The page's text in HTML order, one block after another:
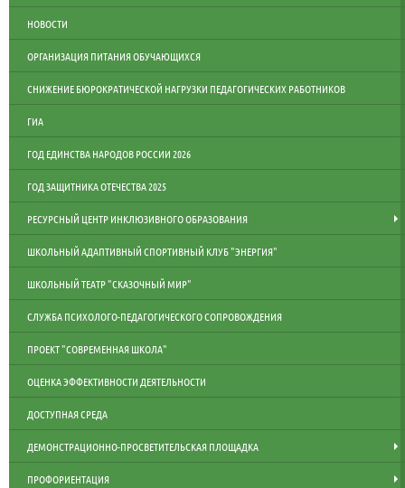
НОВОСТИ
ОРГАНИЗАЦИЯ ПИТАНИЯ ОБУЧАЮЩИХСЯ
СНИЖЕНИЕ БЮРОКРАТИЧЕСКОЙ НАГРУЗКИ ПЕДАГОГИЧЕСКИХ РАБОТНИКОВ
ГИА
ГОД ЕДИНСТВА НАРОДОВ РОССИИ 2026
ГОД ЗАЩИТНИКА ОТЕЧЕСТВА 2025
РЕСУРСНЫЙ ЦЕНТР ИНКЛЮЗИВНОГО ОБРАЗОВАНИЯ
ШКОЛЬНЫЙ АДАПТИВНЫЙ СПОРТИВНЫЙ КЛУБ "ЭНЕРГИЯ"
ШКОЛЬНЫЙ ТЕАТР "СКАЗОЧНЫЙ МИР"
СЛУЖБА ПСИХОЛОГО-ПЕДАГОГИЧЕСКОГО СОПРОВОЖДЕНИЯ
ПРОЕКТ "СОВРЕМЕННАЯ ШКОЛА"
ОЦЕНКА ЭФФЕКТИВНОСТИ ДЕЯТЕЛЬНОСТИ
ДОСТУПНАЯ СРЕДА
ДЕМОНСТРАЦИОННО-ПРОСВЕТИТЕЛЬСКАЯ ПЛОЩАДКА
ПРОФОРИЕНТАЦИЯ